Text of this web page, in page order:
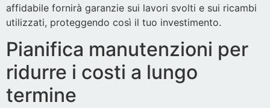
affidabile fornirà garanzie sui lavori svolti e sui ricambi
utilizzati, proteggendo così il tuo investimento.
Pianifica manutenzioni per
ridurre i costi a lungo
termine